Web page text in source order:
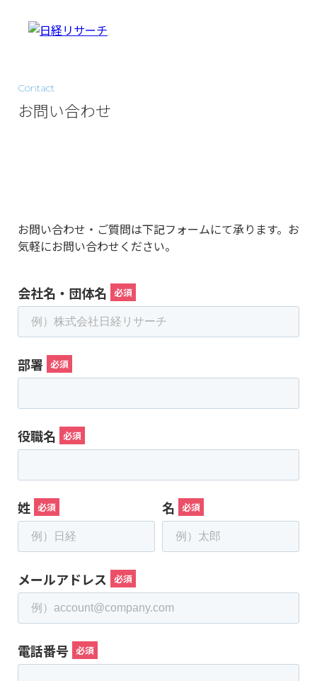
Contact
お問い合わせ
お問い合わせ・ご質問は下記フォームにて承ります。お
気軽にお問い合わせください。
会社名・団体名
部署
役職名
姓 名
メールアドレス
電話番号